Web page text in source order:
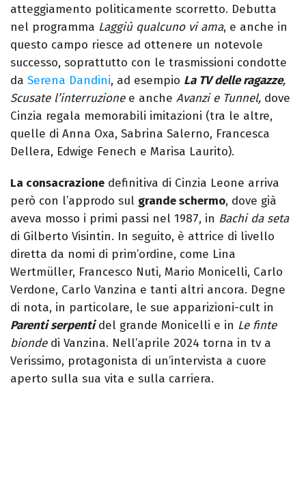
atteggiamento politicamente scorretto. Debutta
nel programma Laggiù qualcuno vi ama, e anche in
questo campo riesce ad ottenere un notevole
successo, soprattutto con le trasmissioni condotte
da Serena Dandini, ad esempio La TV delle ragazze,
Scusate l’interruzione e anche Avanzi e Tunnel, dove
Cinzia regala memorabili imitazioni (tra le altre,
quelle di Anna Oxa, Sabrina Salerno, Francesca
Dellera, Edwige Fenech e Marisa Laurito).
La consacrazione definitiva di Cinzia Leone arriva
però con l’approdo sul grande schermo, dove già
aveva mosso i primi passi nel 1987, in Bachi da seta
di Gilberto Visintin. In seguito, è attrice di livello
diretta da nomi di prim’ordine, come Lina
Wertmüller, Francesco Nuti, Mario Monicelli, Carlo
Verdone, Carlo Vanzina e tanti altri ancora. Degne
di nota, in particolare, le sue apparizioni-cult in
Parenti serpentidel grande Monicelli e in Le finte
biondedi Vanzina. Nell’aprile 2024 torna in tv a
Verissimo, protagonista di un’intervista a cuore
aperto sulla sua vita e sulla carriera.